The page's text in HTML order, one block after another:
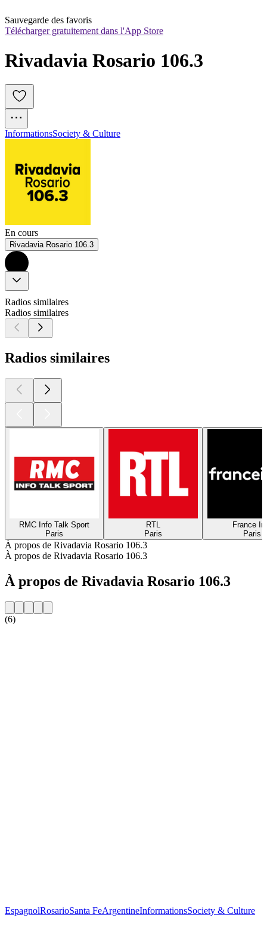
Sauvegarde des favoris
Télécharger gratuitement dans l'App Store
Rivadavia Rosario 106.3
InformationsSociety & Culture
En cours
Rivadavia Rosario 106.3
Radios similaires
Radios similaires
Radios similaires
RMC Info Talk Sport
Paris
RTL
Paris
France
Paris
À propos de Rivadavia Rosario 106.3
À propos de Rivadavia Rosario 106.3
À propos de Rivadavia Rosario 106.3
(6)
EspagnolRosarioSanta FeArgentineInformationsSociety & Culture